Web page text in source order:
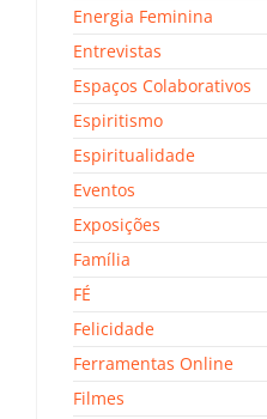
Energia Feminina
Entrevistas
Espaços Colaborativos
Espiritismo
Espiritualidade
Eventos
Exposições
Família
FÉ
Felicidade
Ferramentas Online
Filmes